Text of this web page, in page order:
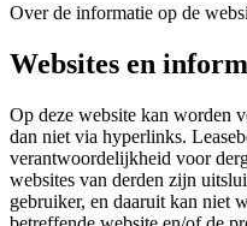
Over de informatie op de
Websites en
Op deze website kan worden
dan niet via hyperlinks.
verantwoordelijkheid voor
websites van derden zijn
gebruiker, en daaruit kan niet